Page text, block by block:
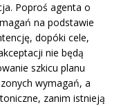
Poproś agenta o
na podstawie
dopóki cele,
nie będą
szkicu planu
wymagań, a
zanim istnieją